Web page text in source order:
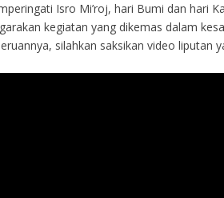
Isro Mi’roj, hari Bumi dan hari
kegiatan yang dikemas dalam
silahkan saksikan video liputan